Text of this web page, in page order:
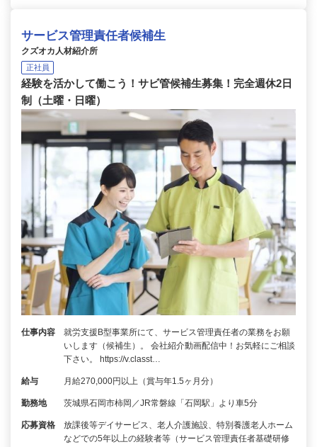
サービス管理責任者候補生
クズオカ人材紹介所
正社員
経験を活かして働こう！サビ管候補生募集！完全週休2日
制（土曜・日曜）
仕事内容
就労支援B型事業所にて、サービス管理責任者の業務をお願
いします（候補生）。 会社紹介動画配信中！お気軽にご相談
下さい。 https://v.classt…
給与 月給270,000円以上（賞与年1.5ヶ月分）
勤務地 茨城県石岡市柿岡／JR常磐線「石岡駅」より車5分
応募資格
放課後等デイサービス、老人介護施設、特別養護老人ホーム
などでの5年以上の経験者等（サービス管理責任者基礎研修